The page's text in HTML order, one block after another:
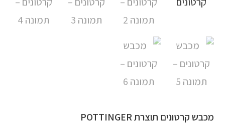
מכבש קרטונים תוצרת POTTINGER